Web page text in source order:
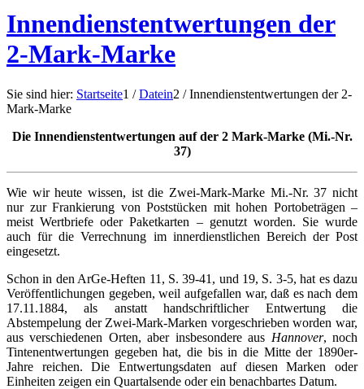
Innendienstentwertungen der
2-Mark-Marke
Sie sind hier: Startseite1 / Datein2 / Innendienstentwertungen der 2-
Mark-Marke
Die Innendienstentwertungen auf der 2 Mark-Marke (Mi.-Nr.
37)
Wie wir heute wissen, ist die Zwei-Mark-Marke Mi.-Nr. 37 nicht
nur zur Frankierung von Poststücken mit hohen Portobeträgen –
meist Wertbriefe oder Paketkarten – genutzt worden. Sie wurde
auch für die Verrechnung im innerdienstlichen Bereich der Post
eingesetzt.
Schon in den ArGe-Heften 11, S. 39-41, und 19, S. 3-5, hat es dazu
Veröffentlichungen gegeben, weil aufgefallen war, daß es nach dem
17.11.1884, als anstatt handschriftlicher Entwertung die
Abstempelung der Zwei-Mark-Marken vorgeschrieben worden war,
aus verschiedenen Orten, aber insbesondere aus Hannover, noch
Tintenentwertungen gegeben hat, die bis in die Mitte der 1890er-
Jahre reichen. Die Entwertungsdaten auf diesen Marken oder
Einheiten zeigen ein Quartalsende oder ein benachbartes Datum.